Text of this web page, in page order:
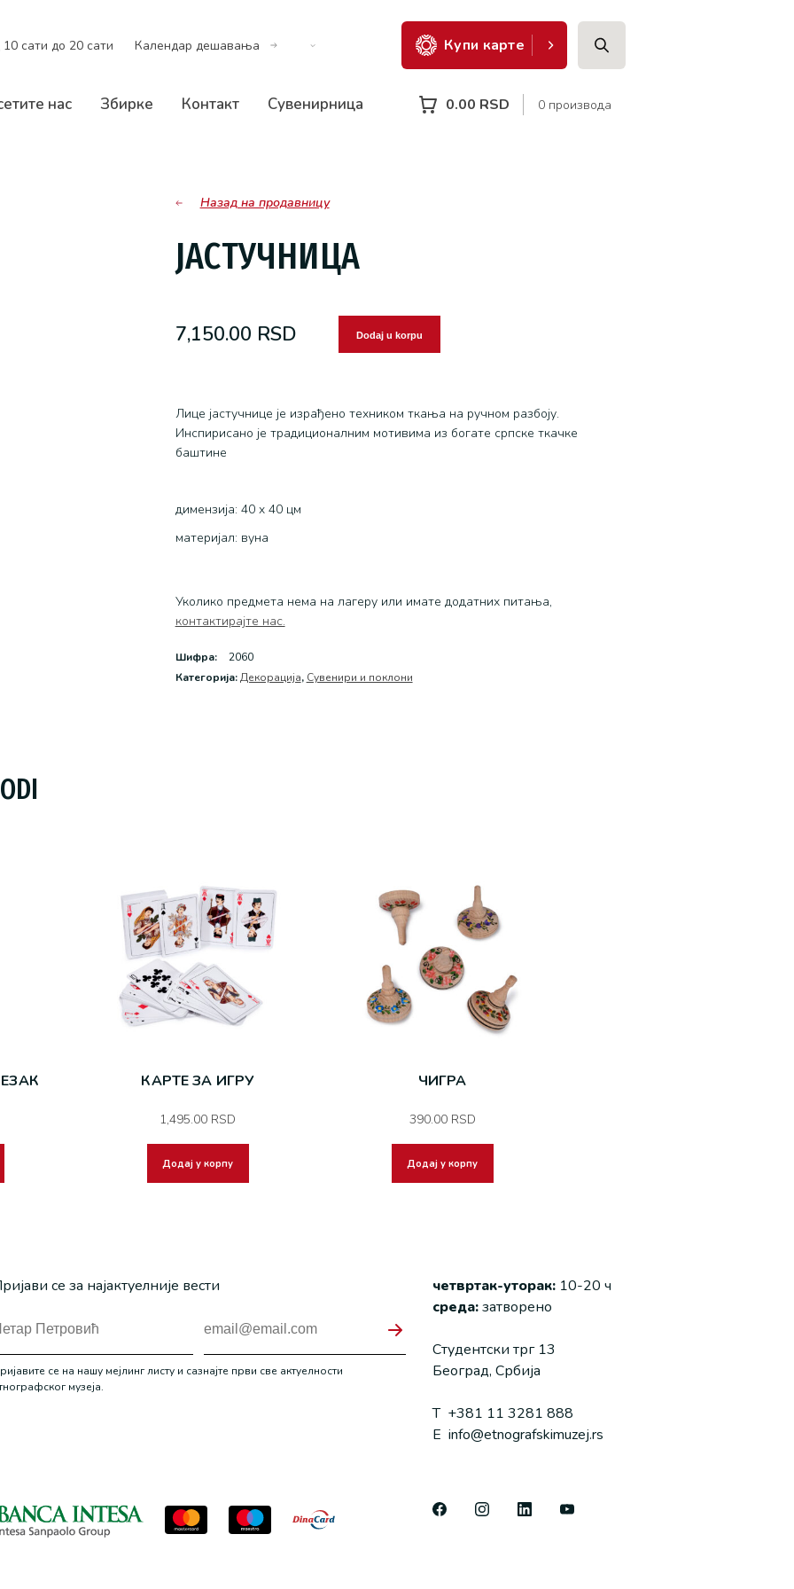
10 сати до 20 сати Календар дешавања Купи карте
нас Збирке Контакт Сувенирница 0.00 RSD 0 производа
Назад на продавницу
ЈАСТУЧНИЦА
7,150.00 RSD Dodaj u korpu
Лице јастучнице је израђено техником ткања на ручном разбоју.
Инспирисано је традиционалним мотивима из богате српске ткачке
баштине
димензија: 40 x 40 цм
материјал: вуна
Уколико предмета нема на лагеру или имате додатних питања,
контактирајте нас.
Шифра:
2060
Категоријa:Декорација, Сувенири и поклони
КАРТЕ ЗА ИГРУ
1,495.00 RSD
Додај у корпу
ЧИГРА
390.00 RSD
Додај у корпу
се за најактуелније вести
се на нашу мејлинг листу и сазнајте први све актуелности
музеја.
четвртак-уторак:10-20 ч
среда:затворено
Студентски трг 13
Београд, Србија
T +381 11 3281 888
E info@etnografskimuzej.rs